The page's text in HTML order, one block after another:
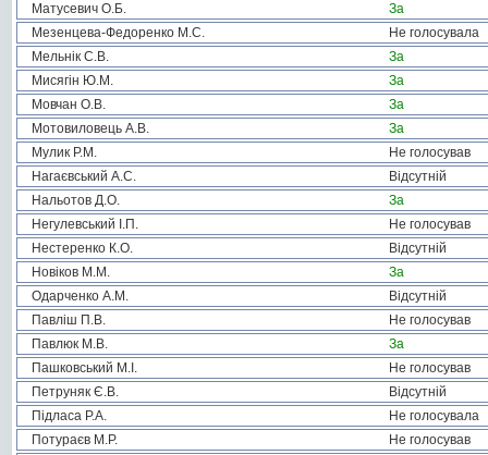
Матусевич О.Б.
За
Мезенцева-Федоренко М.С.
Не голосувала
Мельнік С.В.
За
Мисягін Ю.М.
За
Мовчан О.В.
За
Мотовиловець А.В.
За
Мулик Р.М.
Не голосував
Нагаєвський А.С.
Відсутній
Нальотов Д.О.
За
Негулевський І.П.
Не голосував
Нестеренко К.О.
Відсутній
Новіков М.М.
За
Одарченко А.М.
Відсутній
Павліш П.В.
Не голосував
Павлюк М.В.
За
Пашковський М.І.
Не голосував
Петруняк Є.В.
Відсутній
Підласа Р.А.
Не голосувала
Потураєв М.Р.
Не голосував